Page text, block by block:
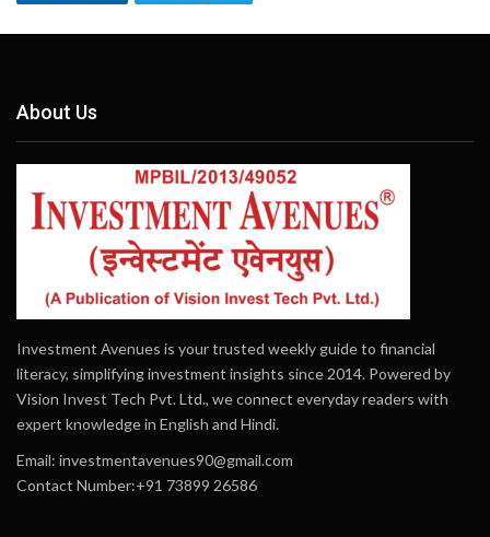
About Us
Investment Avenues is your trusted weekly guide to financial
literacy, simplifying investment insights since 2014. Powered by
Vision Invest Tech Pvt. Ltd., we connect everyday readers with
expert knowledge in English and Hindi.
Email: investmentavenues90@gmail.com
Contact Number:+91 73899 26586